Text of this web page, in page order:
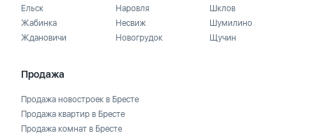
Ельск
Жабинка
Ждановичи
Наровля
Несвиж
Новогрудок
Шклов
Шумилино
Щучин
Продажа
Продажа новостроек в Бресте
Продажа квартир в Бресте
Продажа комнат в Бресте